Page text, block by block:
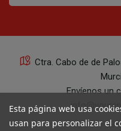
Ctra. Cabo de de
Envíenos un
+34 647 29
Esta página web usa
usan para personalizar el